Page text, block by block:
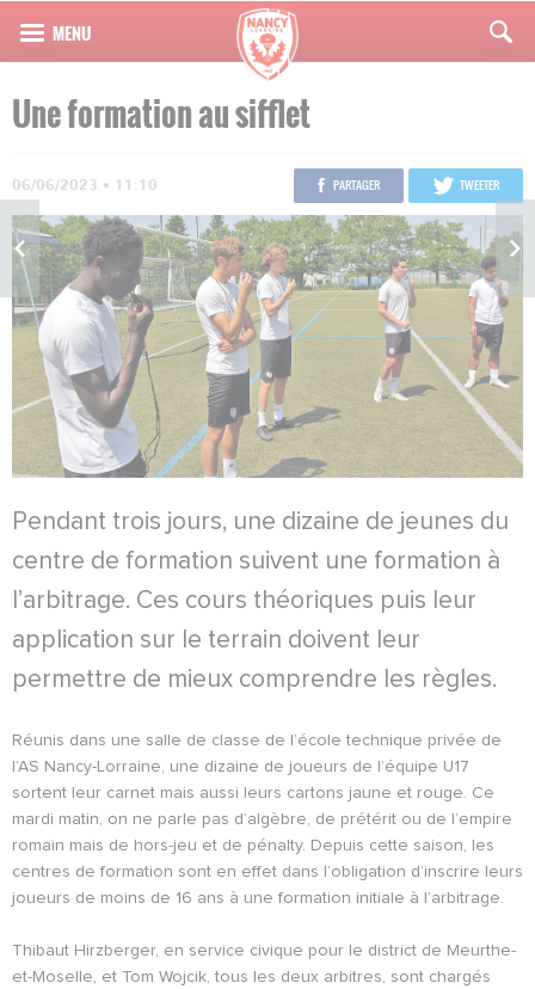
Une formation au sifflet
06/06/2023 • 11:10 PARTAGER TWEETER
Pendant trois jours, une dizaine de jeunes du
centre de formation suivent une formation à
l’arbitrage. Ces cours théoriques puis leur
application sur le terrain doivent leur
permettre de mieux comprendre les règles.
Réunis dans une salle de classe de l’école technique privée de
l’AS Nancy-Lorraine, une dizaine de joueurs de l’équipe U17
sortent leur carnet mais aussi leurs cartons jaune et rouge. Ce
mardi matin, on ne parle pas d’algèbre, de prétérit ou de l’empire
romain mais de hors-jeu et de pénalty. Depuis cette saison, les
centres de formation sont en effet dans l’obligation d’inscrire leurs
joueurs de moins de 16 ans à une formation initiale à l’arbitrage.
Thibaut Hirzberger, en service civique pour le district de Meurthe-
et-Moselle, et Tom Wojcik, tous les deux arbitres, sont chargés